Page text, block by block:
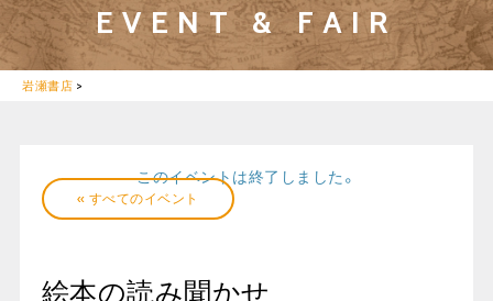
EVENT & FAIR
岩瀬書店 >
« すべてのイベント
このイベントは終了しました。
絵本の読み聞かせ